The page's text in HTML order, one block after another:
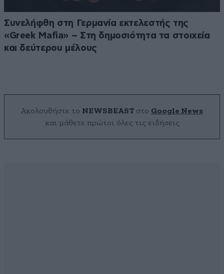
Συνελήφθη στη Γερμανία εκτελεστής της
«Greek Mafia» – Στη δημοσιότητα τα στοιχεία
και δεύτερου μέλους
Ακολουθήστε το NEWSBEAST στο Google News
και μάθετε πρώτοι όλες τις ειδήσεις